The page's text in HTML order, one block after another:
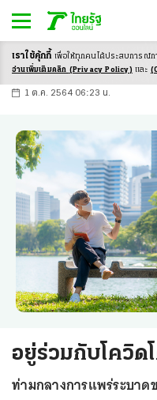
-ก ก ก+
1 ต.ค. 2564 06:23 น.
อยู่ร่วมกับโควิด
ท่ามกลางการแพร่ระบาด
เราใช้คุ้กกี้ เพื่อให้ทุกคนได้ประสบการณ์ก
อ่านเพิ่มเติมคลิก (Privacy Policy) และ